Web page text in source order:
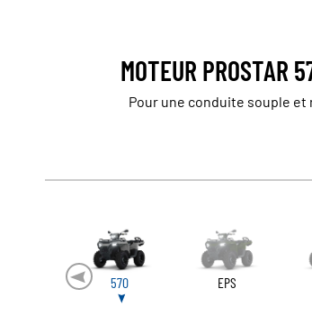
MOTEUR PROSTAR
Pour une conduite souple et
570 EPS